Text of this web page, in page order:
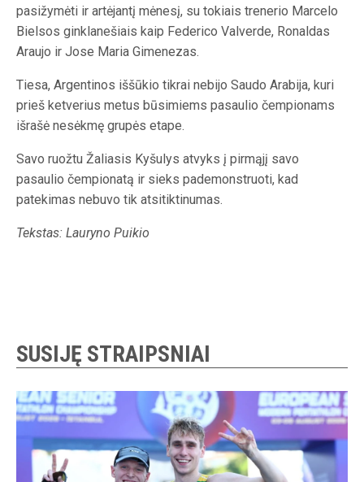
pasižymėti ir artėjantį mėnesį, su tokiais trenerio Marcelo
Bielsos ginklanešiais kaip Federico Valverde, Ronaldas
Araujo ir Jose Maria Gimenezas.
Tiesa, Argentinos iššūkio tikrai nebijo Saudo Arabija, kuri
prieš ketverius metus būsimiems pasaulio čempionams
išrašė nesėkmę grupės etape.
Savo ruožtu Žaliasis Kyšulys atvyks į pirmąjį savo
pasaulio čempionatą ir sieks pademonstruoti, kad
patekimas nebuvo tik atsitiktinumas.
Tekstas: Lauryno Puikio
SUSIJĘ STRAIPSNIAI